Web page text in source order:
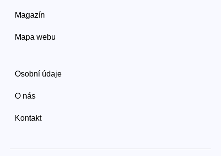
Magazín
Mapa webu
Osobní údaje
O nás
Kontakt